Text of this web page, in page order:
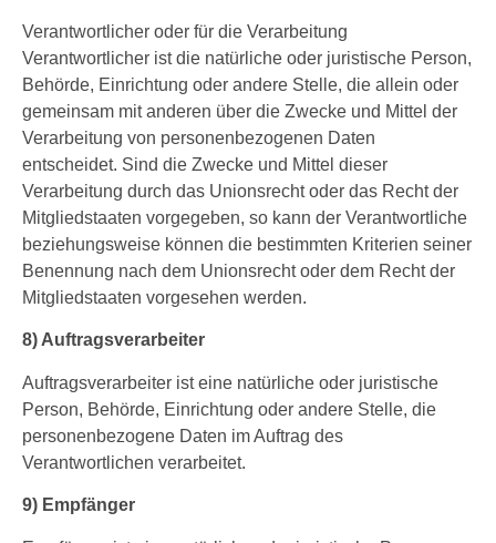
Verantwortlicher oder für die Verarbeitung
Verantwortlicher ist die natürliche oder juristische Person,
Behörde, Einrichtung oder andere Stelle, die allein oder
gemeinsam mit anderen über die Zwecke und Mittel der
Verarbeitung von personenbezogenen Daten
entscheidet. Sind die Zwecke und Mittel dieser
Verarbeitung durch das Unionsrecht oder das Recht der
Mitgliedstaaten vorgegeben, so kann der Verantwortliche
beziehungsweise können die bestimmten Kriterien seiner
Benennung nach dem Unionsrecht oder dem Recht der
Mitgliedstaaten vorgesehen werden.
8) Auftragsverarbeiter
Auftragsverarbeiter ist eine natürliche oder juristische
Person, Behörde, Einrichtung oder andere Stelle, die
personenbezogene Daten im Auftrag des
Verantwortlichen verarbeitet.
9) Empfänger